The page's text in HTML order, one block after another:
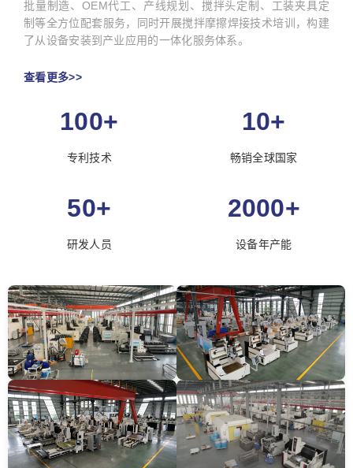
批量制造、OEM代工、产线规划、搅拌头定制、工装夹具定
制等全方位配套服务，同时开展搅拌摩擦焊接技术培训，构建
了从设备安装到产业应用的一体化服务体系。
查看更多>>
100+
专利技术
10+
畅销全球国家
50+
研发人员
2000+
设备年产能